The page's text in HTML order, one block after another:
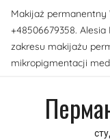
Перейти
содержимому
Makijaż permanentny
+48506679358.
zakresu makijażu
mikropigmentacji